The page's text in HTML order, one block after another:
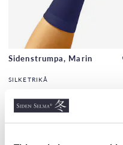
Sidenstrumpa, Marin
SILKETRIKÅ